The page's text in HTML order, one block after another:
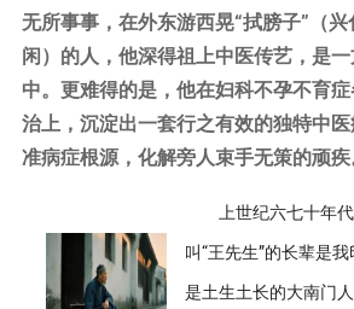
无所事事，在外东游西晃“拭膀子”（
闲）的人，他深得祖上中医传艺，是
中。更难得的是，他在妇科不孕不育
治上，沉淀出一套行之有效的独特中
准病症根源，化解旁人束手无策的顽疾
上世纪六七十年
叫“王先生”的长辈是
是土生土长的大南门